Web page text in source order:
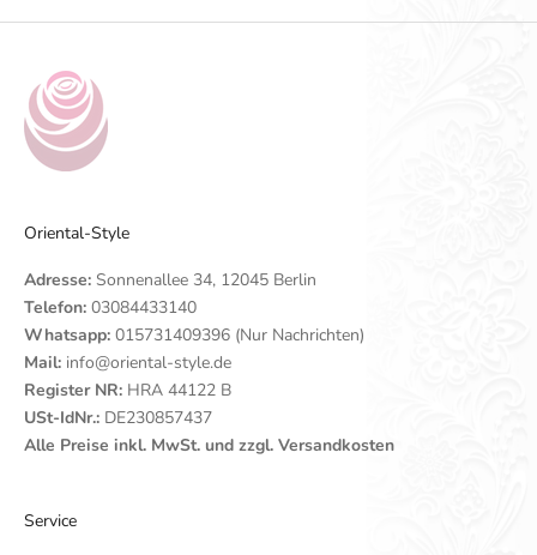
Oriental-Style
Adresse: Sonnenallee 34, 12045 Berlin
Telefon: 03084433140
Whatsapp: 015731409396 (Nur Nachrichten)
Mail: info@oriental-style.de
Register NR: HRA 44122 B
USt-IdNr.: DE230857437
Alle Preise inkl. MwSt. und zzgl. Versandkosten
Service